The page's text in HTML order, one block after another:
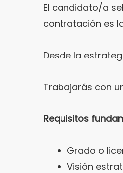
El candidato/a
contratación es
Desde la
Trabajarás con
Requisitos
Grado o
Visión